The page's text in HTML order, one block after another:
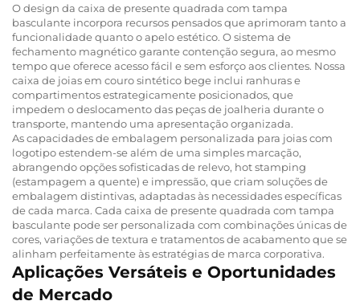
O design da caixa de presente quadrada com tampa
basculante incorpora recursos pensados que aprimoram tanto a
funcionalidade quanto o apelo estético. O sistema de
fechamento magnético garante contenção segura, ao mesmo
tempo que oferece acesso fácil e sem esforço aos clientes. Nossa
caixa de joias em couro sintético bege inclui ranhuras e
compartimentos estrategicamente posicionados, que
impedem o deslocamento das peças de joalheria durante o
transporte, mantendo uma apresentação organizada.
As capacidades de embalagem personalizada para joias com
logotipo estendem-se além de uma simples marcação,
abrangendo opções sofisticadas de relevo, hot stamping
(estampagem a quente) e impressão, que criam soluções de
embalagem distintivas, adaptadas às necessidades específicas
de cada marca. Cada caixa de presente quadrada com tampa
basculante pode ser personalizada com combinações únicas de
cores, variações de textura e tratamentos de acabamento que se
alinham perfeitamente às estratégias de marca corporativa.
Aplicações Versáteis e Oportunidades
de Mercado